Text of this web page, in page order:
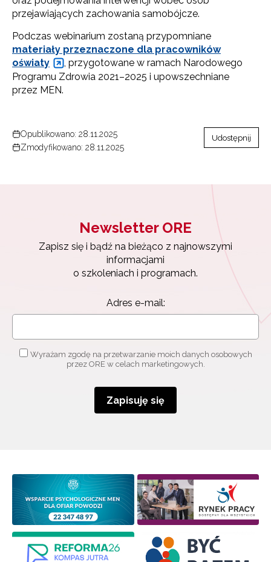
przejawiających zachowania samobójcze.
Podczas webinarium zostaną przypomniane
materiały przeznaczone dla pracowników
oświaty
, przygotowane w ramach Narodowego
Programu Zdrowia 2021–2025 i upowszechniane
przez MEN.
Opublikowano: 28.11.2025
Zmodyfikowano: 28.11.2025
Udostępnij
Newsletter ORE
Zapisz się i bądź na bieżąco z najnowszymi
informacjami
o szkoleniach i programach.
Adres e-mail:
Wyrażam zgodę na przetwarzanie moich danych osobowych
przez ORE w celach marketingowych.
Zapisuję się
informacjami
o szkoleniach i programach.
Adres e-mail:
Wyrażam zgodę na przetwarzanie moich danych
Zapisuję się